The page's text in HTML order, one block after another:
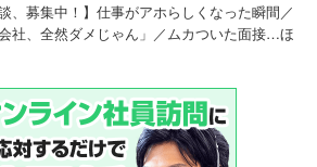
談、募集中！】仕事がアホらしくなった瞬間／
会社、全然ダメじゃん」／ムカついた面接…ほ